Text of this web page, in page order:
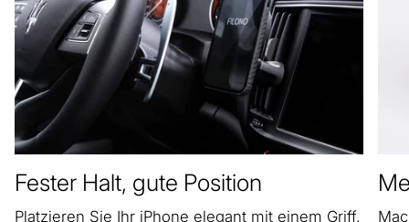
Fester Halt, gute Position
Platzieren Sie Ihr iPhone elegant mit einem Griff.